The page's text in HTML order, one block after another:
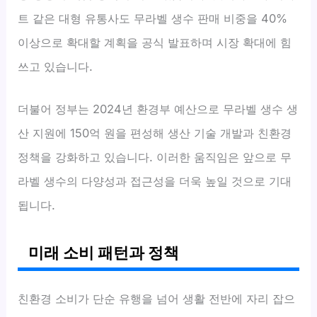
트 같은 대형 유통사도 무라벨 생수 판매 비중을 40%
이상으로 확대할 계획을 공식 발표하며 시장 확대에 힘
쓰고 있습니다.
더불어 정부는 2024년 환경부 예산으로 무라벨 생수 생
산 지원에 150억 원을 편성해 생산 기술 개발과 친환경
정책을 강화하고 있습니다. 이러한 움직임은 앞으로 무
라벨 생수의 다양성과 접근성을 더욱 높일 것으로 기대
됩니다.
미래 소비 패턴과 정책
친환경 소비가 단순 유행을 넘어 생활 전반에 자리 잡으